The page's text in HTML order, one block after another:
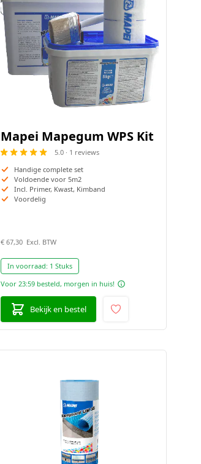
Mapei Mapegum WPS Kit
5.0 · 1 reviews
Handige complete set
Voldoende voor 5m2
Incl. Primer, Kwast, Kimband
Voordelig
€ 67,30
In voorraad: 1 Stuks
Voor 23:59 besteld, morgen in huis!
Bekijk en bestel